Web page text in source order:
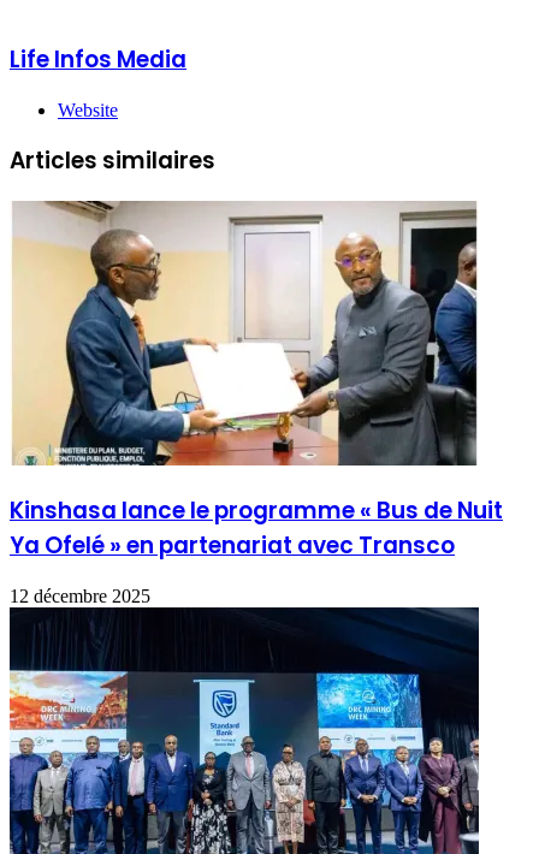
Life Infos Media
Website
Articles similaires
Kinshasa lance le programme « Bus de Nuit
Ya Ofelé » en partenariat avec Transco
12 décembre 2025